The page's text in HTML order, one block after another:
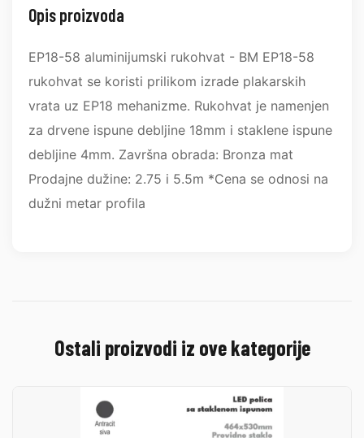
Opis proizvoda
EP18-58 aluminijumski rukohvat - BM EP18-58
rukohvat se koristi prilikom izrade plakarskih
vrata uz EP18 mehanizme. Rukohvat je namenjen
za drvene ispune debljine 18mm i staklene ispune
debljine 4mm. Završna obrada: Bronza mat
Prodajne dužine: 2.75 i 5.5m *Cena se odnosi na
dužni metar profila
Ostali proizvodi iz ove kategorije